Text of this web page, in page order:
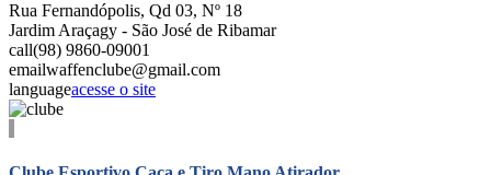
Rua Fernandópolis, Qd 03, Nº 18
Jardim Araçagy - São José de Ribamar
call(98) 9860-09001
emailwaffenclube@gmail.com
languageacesse o site